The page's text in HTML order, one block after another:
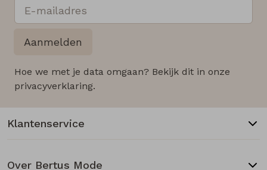
Aanmelden
Hoe we met je data omgaan? Bekijk dit in onze
privacyverklaring.
Klantenservice
Over Bertus Mode